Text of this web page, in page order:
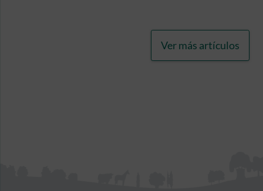
Ver más artículos